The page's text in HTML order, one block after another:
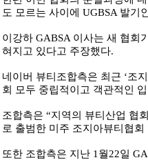
도 모르는 사이에 UGBSA 발기
이강하 GABSA 이사는 새 협회
혀지고 있다고 주장했다.
네이버 뷰티조합측은 최근 ‘조
회 모두 중립적이고 객관적인
조합측은 “지역의 뷰티산업 협
로 출범한 미주 조지아뷰티협
또한 조합측은 지난 1월22일